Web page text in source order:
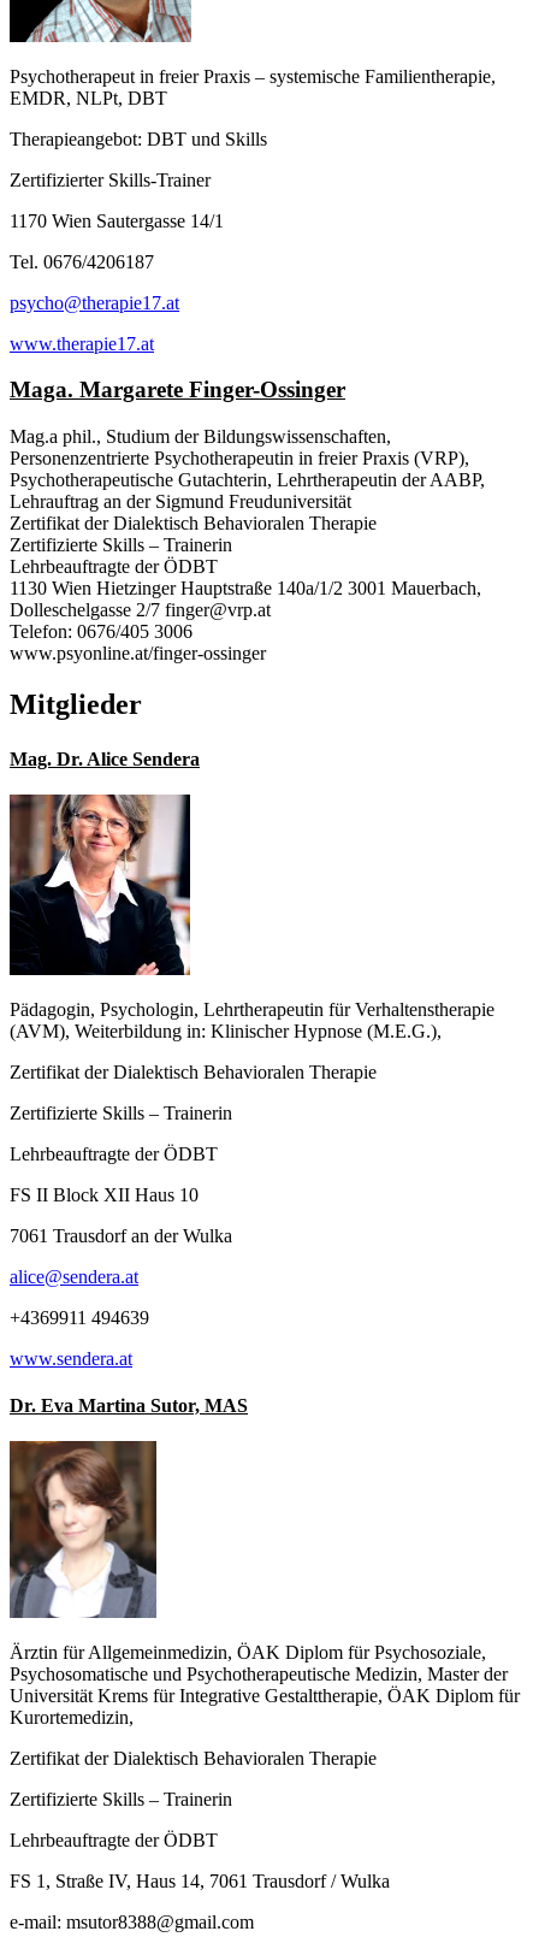
Psychotherapeut in freier Praxis – systemische Familientherapie,
EMDR, NLPt, DBT
Therapieangebot: DBT und Skills
Zertifizierter Skills-Trainer
1170 Wien Sautergasse 14/1
Tel. 0676/4206187
psycho@therapie17.at
www.therapie17.at
Maga. Margarete Finger-Ossinger
Mag.a phil., Studium der Bildungswissenschaften,
Personenzentrierte Psychotherapeutin in freier Praxis (VRP),
Psychotherapeutische Gutachterin, Lehrtherapeutin der AABP,
Lehrauftrag an der Sigmund Freuduniversität
Zertifikat der Dialektisch Behavioralen Therapie
Zertifizierte Skills – Trainerin
Lehrbeauftragte der ÖDBT
1130 Wien Hietzinger Hauptstraße 140a/1/2 3001 Mauerbach,
Dolleschelgasse 2/7 finger@vrp.at
Telefon: 0676/405 3006
www.psyonline.at/finger-ossinger
Mitglieder
Mag. Dr. Alice Sendera
Pädagogin, Psychologin, Lehrtherapeutin für Verhaltenstherapie
(AVM), Weiterbildung in: Klinischer Hypnose (M.E.G.),
Zertifikat der Dialektisch Behavioralen Therapie
Zertifizierte Skills – Trainerin
Lehrbeauftragte der ÖDBT
FS II Block XII Haus 10
7061 Trausdorf an der Wulka
alice@sendera.at
+4369911 494639
www.sendera.at
Dr. Eva Martina Sutor, MAS
Ärztin für Allgemeinmedizin, ÖAK Diplom für Psychosoziale,
Psychosomatische und Psychotherapeutische Medizin, Master der
Universität Krems für Integrative Gestalttherapie, ÖAK Diplom für
Kurortemedizin,
Zertifikat der Dialektisch Behavioralen Therapie
Zertifizierte Skills – Trainerin
Lehrbeauftragte der ÖDBT
FS 1, Straße IV, Haus 14, 7061 Trausdorf / Wulka
e-mail: msutor8388@gmail.com